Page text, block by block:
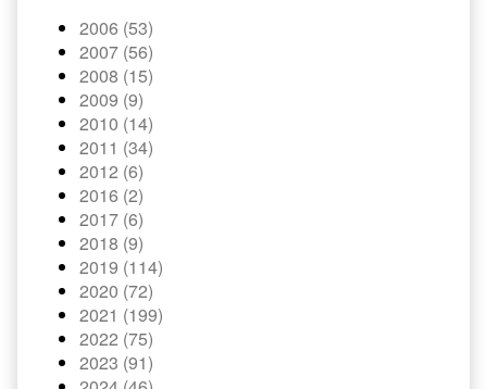
2006 (53)
2007 (56)
2008 (15)
2009 (9)
2010 (14)
2011 (34)
2012 (6)
2016 (2)
2017 (6)
2018 (9)
2019 (114)
2020 (72)
2021 (199)
2022 (75)
2023 (91)